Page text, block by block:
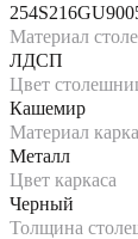
Материал
ЛДСП
Цвет
Кашемир
Материал
Металл
Цвет каркаса
Черный
Толщина